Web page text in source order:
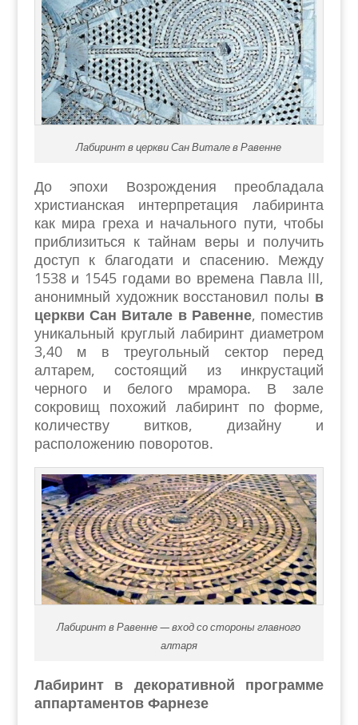
Лабиринт в церкви Сан Витале в Равенне
До эпохи Возрождения преобладала
христианская интерпретация лабиринта
как мира греха и начального пути, чтобы
приблизиться к тайнам веры и получить
доступ к благодати и спасению. Между
1538 и 1545 годами во времена Павла III,
анонимный художник восстановил полы в
церкви Сан Витале в Равенне, поместив
уникальный круглый лабиринт диаметром
3,40 м в треугольный сектор перед
алтарем, состоящий из инкрустаций
черного и белого мрамора. В зале
сокровищ похожий лабиринт по форме,
количеству витков, дизайну и
расположению поворотов.
Лабиринт в Равенне — вход со стороны главного
алтаря
Лабиринт в декоративной программе
аппартаментов Фарнезе